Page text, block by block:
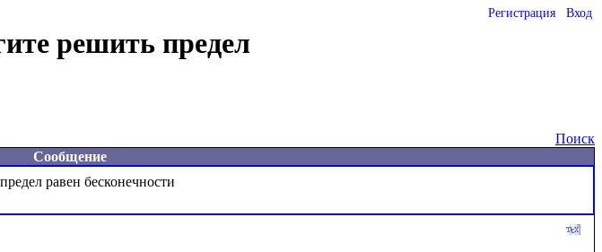
Регистрация Вход
решить предел
Поиск
Сообщение